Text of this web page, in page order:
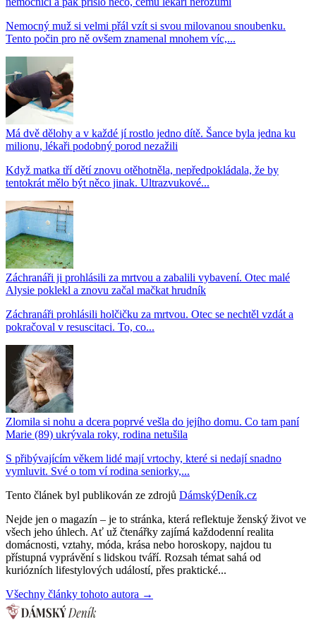
Nemocný muž si velmi přál vzít si svou milovanou snoubenku.
Tento počin pro ně ovšem znamenal mnohem víc,...
Má dvě dělohy a v každé jí rostlo jedno dítě. Šance byla jedna ku
milionu, lékaři podobný porod nezažili
Když matka tří dětí znovu otěhotněla, nepředpokládala, že by
tentokrát mělo být něco jinak. Ultrazvukové...
Záchranáři ji prohlásili za mrtvou a zabalili vybavení. Otec malé
Alysie poklekl a znovu začal mačkat hrudník
Záchranáři prohlásili holčičku za mrtvou. Otec se nechtěl vzdát a
pokračoval v resuscitaci. To, co...
Zlomila si nohu a dcera poprvé vešla do jejího domu. Co tam paní
Marie (89) ukrývala roky, rodina netušila
S přibývajícím věkem lidé mají vrtochy, které si nedají snadno
vymluvit. Své o tom ví rodina seniorky,...
Tento článek byl publikován ze zdrojů DámskýDeník.cz
Nejde jen o magazín – je to stránka, která reflektuje ženský život ve
všech jeho úhlech. Ať už čtenářky zajímá každodenní realita
domácnosti, vztahy, móda, krása nebo horoskopy, najdou tu
přístupná vyprávění s lidskou tváří. Rozsah témat sahá od
kuriózních lifestylových událostí, přes praktické...
Všechny články tohoto autora →